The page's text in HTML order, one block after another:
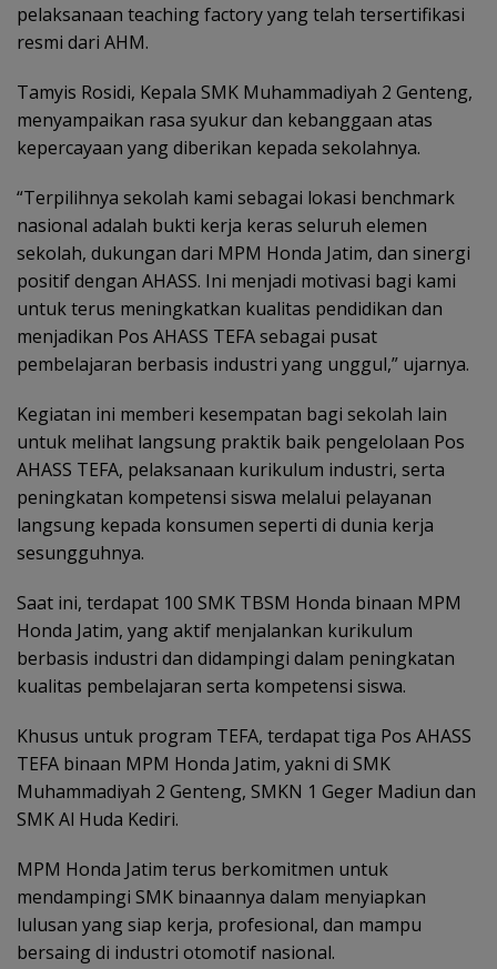
pelaksanaan teaching factory yang telah tersertifikasi
resmi dari AHM.
Tamyis Rosidi, Kepala SMK Muhammadiyah 2 Genteng,
menyampaikan rasa syukur dan kebanggaan atas
kepercayaan yang diberikan kepada sekolahnya.
“Terpilihnya sekolah kami sebagai lokasi benchmark
nasional adalah bukti kerja keras seluruh elemen
sekolah, dukungan dari MPM Honda Jatim, dan sinergi
positif dengan AHASS. Ini menjadi motivasi bagi kami
untuk terus meningkatkan kualitas pendidikan dan
menjadikan Pos AHASS TEFA sebagai pusat
pembelajaran berbasis industri yang unggul,” ujarnya.
Kegiatan ini memberi kesempatan bagi sekolah lain
untuk melihat langsung praktik baik pengelolaan Pos
AHASS TEFA, pelaksanaan kurikulum industri, serta
peningkatan kompetensi siswa melalui pelayanan
langsung kepada konsumen seperti di dunia kerja
sesungguhnya.
Saat ini, terdapat 100 SMK TBSM Honda binaan MPM
Honda Jatim, yang aktif menjalankan kurikulum
berbasis industri dan didampingi dalam peningkatan
kualitas pembelajaran serta kompetensi siswa.
Khusus untuk program TEFA, terdapat tiga Pos AHASS
TEFA binaan MPM Honda Jatim, yakni di SMK
Muhammadiyah 2 Genteng, SMKN 1 Geger Madiun dan
SMK Al Huda Kediri.
MPM Honda Jatim terus berkomitmen untuk
mendampingi SMK binaannya dalam menyiapkan
lulusan yang siap kerja, profesional, dan mampu
bersaing di industri otomotif nasional.